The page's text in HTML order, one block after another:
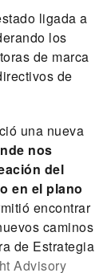
ligada a
los
de marca
de
una nueva
nos
del
en el plano
encontrar
caminos
de Estrategia
Advisory